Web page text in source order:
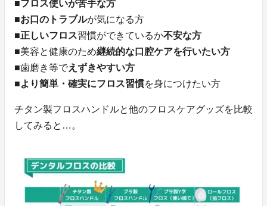
■フロス使いが苦手な方
■お口のトラブルが気になる方
■正しいフロス習慣ができているか不安な方
■美容と健康のため継続的な口腔ケアを行いたい方
■歯磨き等でえずきやすい方
■より簡単・確実にフロス習慣を身につけたい方
チタン製フロスハンドルと他のフロスケアグッズを比較
してみると…。